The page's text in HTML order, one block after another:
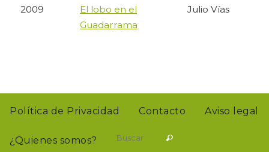
2009
El lobo en el
Guadarrama
Julio Vías
Política de Privacidad Contacto Aviso legal
¿Quienes somos? Buscar